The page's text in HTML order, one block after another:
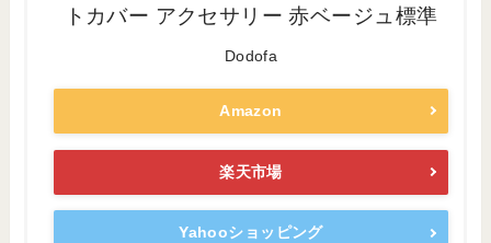
トカバー アクセサリー 赤ベージュ標準
Dodofa
Amazon
楽天市場
Yahooショッピング